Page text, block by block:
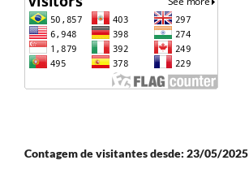
Contagem de visitantes desde: 23/05/2025